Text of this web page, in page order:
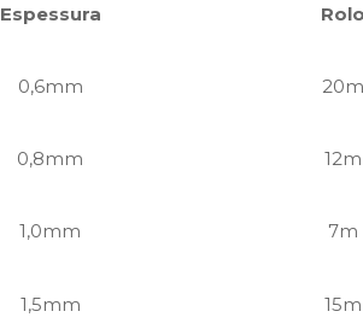
Espessura
0,6mm 20m
0,8mm 12m
1,0mm 7m
1,5mm 15m